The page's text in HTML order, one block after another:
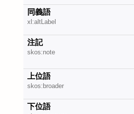
同義語
xl:altLabel
注記
skos:note
上位語
skos:broader
下位語